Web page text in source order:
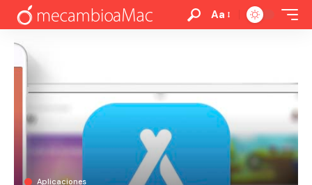
Aa
Aplicaciones